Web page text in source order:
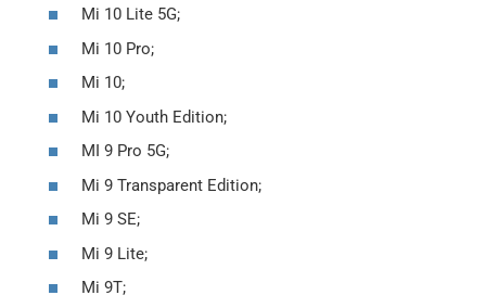
Mi 10 Lite 5G;
Mi 10 Pro;
Mi 10;
Mi 10 Youth Edition;
MI 9 Pro 5G;
Mi 9 Transparent Edition;
Mi 9 SE;
Mi 9 Lite;
Mi 9T;